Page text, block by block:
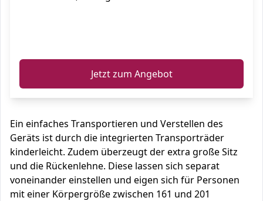
Jetzt zum Angebot
Ein einfaches Transportieren und Verstellen des
Geräts ist durch die integrierten Transporträder
kinderleicht. Zudem überzeugt der extra große Sitz
und die Rückenlehne. Diese lassen sich separat
voneinander einstellen und eigen sich für Personen
mit einer Körpergröße zwischen 161 und 201